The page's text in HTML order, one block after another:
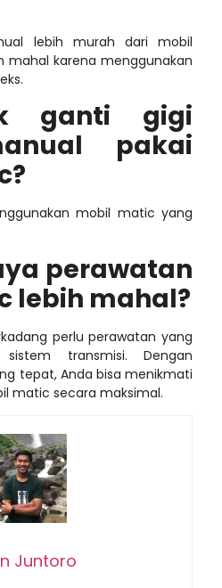
lebih murah dari mobil
mahal karena menggunakan
ganti gigi
pakai
mobil matic yang
perawatan
lebih mahal?
perlu perawatan yang
transmisi. Dengan
tepat, Anda bisa menikmati
matic secara maksimal.
Juntoro